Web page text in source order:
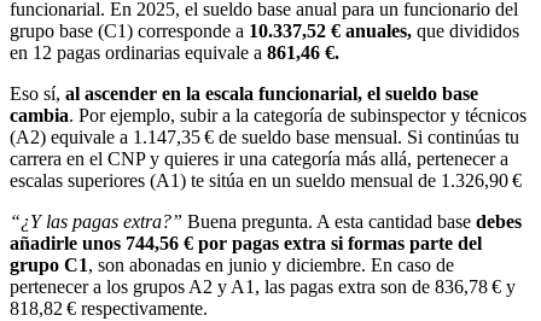
funcionarial. En 2025, el sueldo base anual para un funcionario del
grupo base (C1) corresponde a 10.337,52 € anuales, que divididos
en 12 pagas ordinarias equivale a 861,46 €.
Eso sí, al ascender en la escala funcionarial, el sueldo base
cambia. Por ejemplo, subir a la categoría de subinspector y técnicos
(A2) equivale a 1.147,35 € de sueldo base mensual. Si continúas tu
carrera en el CNP y quieres ir una categoría más allá, pertenecer a
escalas superiores (A1) te sitúa en un sueldo mensual de 1.326,90 €
“¿Y las pagas extra?” Buena pregunta. A esta cantidad base debes
añadirle unos 744,56 € por pagas extra si formas parte del
grupo C1, son abonadas en junio y diciembre. En caso de
pertenecer a los grupos A2 y A1, las pagas extra son de 836,78 € y
818,82 € respectivamente.